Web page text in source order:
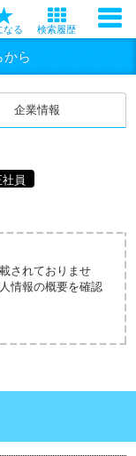
なる 検索履歴
から
企業情報
社員
されておりませ
情報の概要を確認